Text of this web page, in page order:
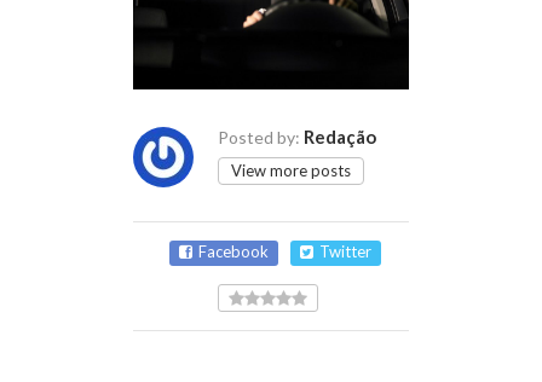
Posted by: Redação
View more posts
Facebook Twitter